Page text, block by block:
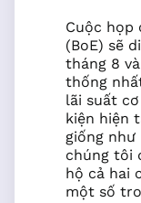
Cuộc họp
(BoE) sẽ
tháng 8
thống
lãi suất
kiện hiện
giống như
chúng tôi
hộ cả hai
một số